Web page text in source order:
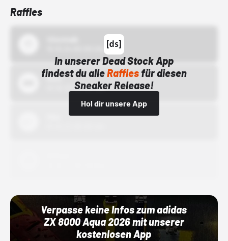
Raffles
In unserer Dead Stock App
findest du alleRafflesfür diesen
Sneaker Release!
Hol dir unsere App
Bstn
01.10.22 00:00 Uhr
Verpasse keine Infos zum adidas
ZX 8000 Aqua 2026 mit unserer
kostenlosen App